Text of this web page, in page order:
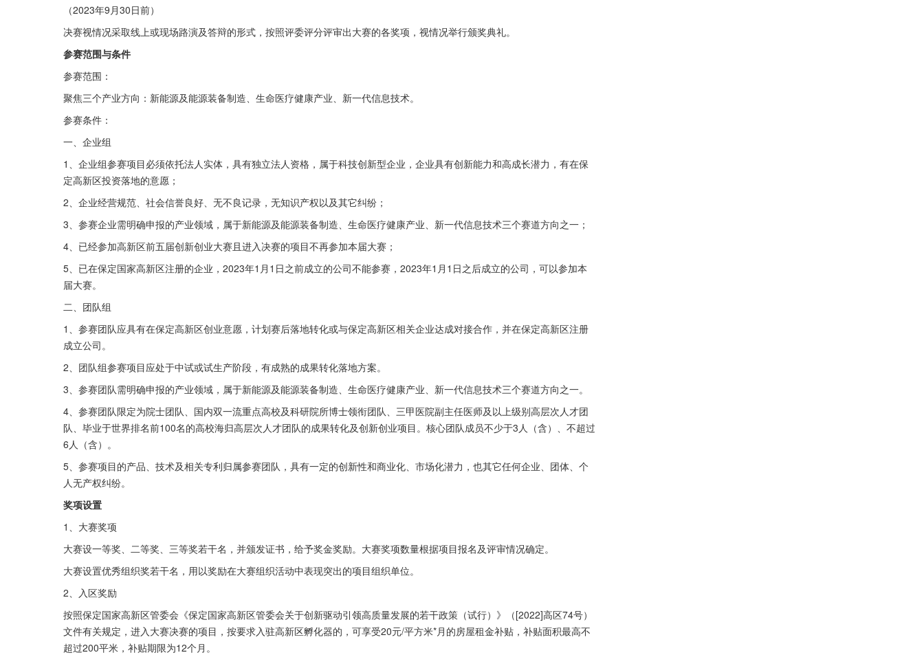
（2023年9月30日前）
决赛视情况采取线上或现场路演及答辩的形式，按照评委评分评审出大赛的各奖项，视情况举行颁奖典礼。
参赛范围与条件
参赛范围：
聚焦三个产业方向：新能源及能源装备制造、生命医疗健康产业、新一代信息技术。
参赛条件：
一、企业组
1、企业组参赛项目必须依托法人实体，具有独立法人资格，属于科技创新型企业，企业具有创新能力和高成长潜力，有在保
定高新区投资落地的意愿；
2、企业经营规范、社会信誉良好、无不良记录，无知识产权以及其它纠纷；
3、参赛企业需明确申报的产业领域，属于新能源及能源装备制造、生命医疗健康产业、新一代信息技术三个赛道方向之一；
4、已经参加高新区前五届创新创业大赛且进入决赛的项目不再参加本届大赛；
5、已在保定国家高新区注册的企业，2023年1月1日之前成立的公司不能参赛，2023年1月1日之后成立的公司，可以参加本
届大赛。
二、团队组
1、参赛团队应具有在保定高新区创业意愿，计划赛后落地转化或与保定高新区相关企业达成对接合作，并在保定高新区注册
成立公司。
2、团队组参赛项目应处于中试或试生产阶段，有成熟的成果转化落地方案。
3、参赛团队需明确申报的产业领域，属于新能源及能源装备制造、生命医疗健康产业、新一代信息技术三个赛道方向之一。
4、参赛团队限定为院士团队、国内双一流重点高校及科研院所博士领衔团队、三甲医院副主任医师及以上级别高层次人才团
队、毕业于世界排名前100名的高校海归高层次人才团队的成果转化及创新创业项目。核心团队成员不少于3人（含）、不超过
6人（含）。
5、参赛项目的产品、技术及相关专利归属参赛团队，具有一定的创新性和商业化、市场化潜力，也其它任何企业、团体、个
人无产权纠纷。
奖项设置
1、大赛奖项
大赛设一等奖、二等奖、三等奖若干名，并颁发证书，给予奖金奖励。大赛奖项数量根据项目报名及评审情况确定。
大赛设置优秀组织奖若干名，用以奖励在大赛组织活动中表现突出的项目组织单位。
2、入区奖励
按照保定国家高新区管委会《保定国家高新区管委会关于创新驱动引领高质量发展的若干政策（试行）》（[2022]高区74号）
文件有关规定，进入大赛决赛的项目，按要求入驻高新区孵化器的，可享受20元/平方米*月的房屋租金补贴，补贴面积最高不
超过200平米，补贴期限为12个月。